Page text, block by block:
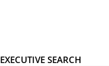
EXECUTIVE SEARCH